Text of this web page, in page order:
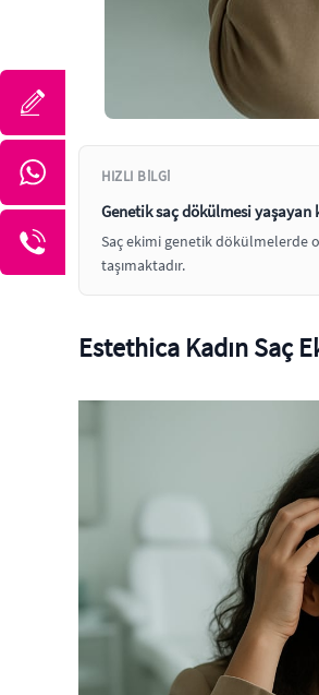
HIZLI BILGI
Genetik saç dökülmesi yaşayan
Saç ekimi genetik dökülmelerde
taşımaktadır.
Estethica Kadın Saç